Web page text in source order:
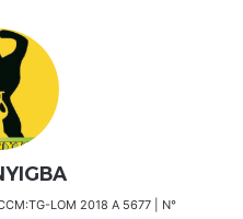
LOM 2018 A 5677 | N°